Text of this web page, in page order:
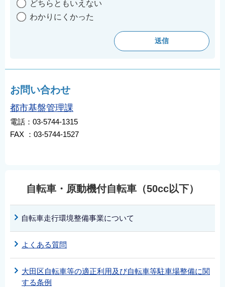
どちらともいえない
わかりにくかった
お問い合わせ
都市基盤管理課
電話：03-5744-1315
FAX ：03-5744-1527
自転車・原動機付自転車（50cc以下）
自転車走行環境整備事業について
よくある質問
大田区自転車等の適正利用及び自転車等駐車場整備に関
する条例